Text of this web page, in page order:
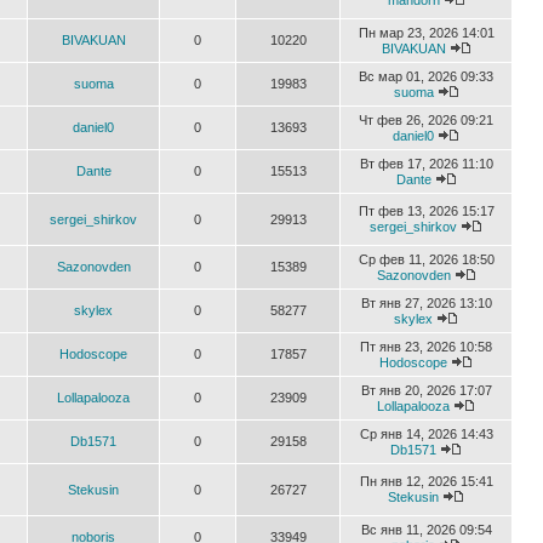
BIVAKUAN 0 10220
Пн мар 23, 2026 14:01
BIVAKUAN
suoma 0 19983
Вс мар 01, 2026 09:33
suoma
daniel0 0 13693
Чт фев 26, 2026 09:21
daniel0
Dante 0 15513
Вт фев 17, 2026 11:10
Dante
sergei_shirkov 0 29913
Пт фев 13, 2026 15:17
sergei_shirkov
Sazonovden 0 15389
Ср фев 11, 2026 18:50
Sazonovden
skylex 0 58277
Вт янв 27, 2026 13:10
skylex
Hodoscope 0 17857
Пт янв 23, 2026 10:58
Hodoscope
Lollapalooza 0 23909
Вт янв 20, 2026 17:07
Lollapalooza
Db1571 0 29158
Ср янв 14, 2026 14:43
Db1571
Stekusin 0 26727
Пн янв 12, 2026 15:41
Stekusin
noboris 0 33949
Вс янв 11, 2026 09:54